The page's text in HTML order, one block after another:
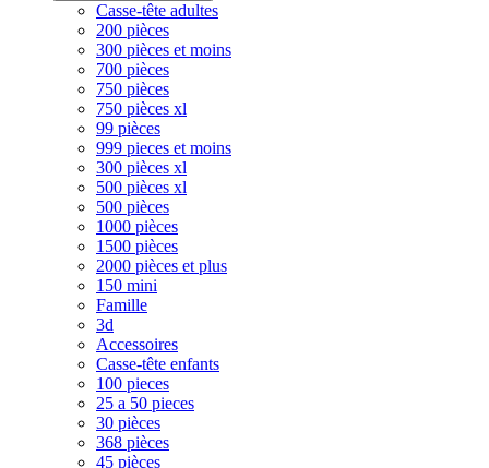
Casse-tête adultes
200 pièces
300 pièces et moins
700 pièces
750 pièces
750 pièces xl
99 pièces
999 pieces et moins
300 pièces xl
500 pièces xl
500 pièces
1000 pièces
1500 pièces
2000 pièces et plus
150 mini
Famille
3d
Accessoires
Casse-tête enfants
100 pieces
25 a 50 pieces
30 pièces
368 pièces
45 pièces